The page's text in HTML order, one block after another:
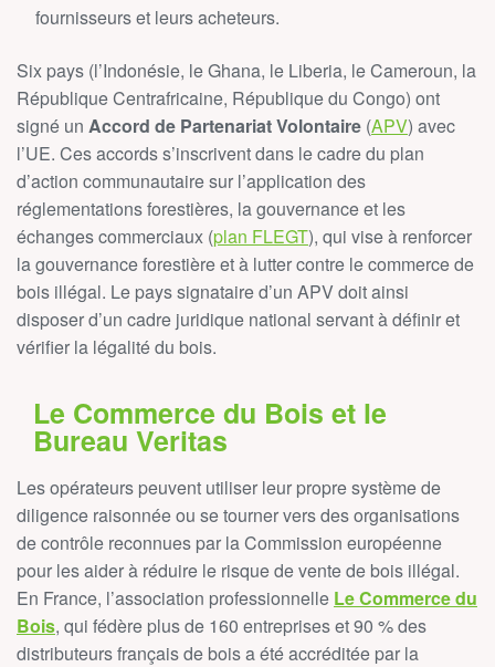
fournisseurs et leurs acheteurs.
Six pays (l’Indonésie, le Ghana, le Liberia, le Cameroun, la
République Centrafricaine, République du Congo) ont
signé un Accord de Partenariat Volontaire (APV) avec
l’UE. Ces accords s’inscrivent dans le cadre du plan
d’action communautaire sur l’application des
réglementations forestières, la gouvernance et les
échanges commerciaux (plan FLEGT), qui vise à renforcer
la gouvernance forestière et à lutter contre le commerce de
bois illégal. Le pays signataire d’un APV doit ainsi
disposer d’un cadre juridique national servant à définir et
vérifier la légalité du bois.
Le Commerce du Bois et le
Bureau Veritas
Les opérateurs peuvent utiliser leur propre système de
diligence raisonnée ou se tourner vers des organisations
de contrôle reconnues par la Commission européenne
pour les aider à réduire le risque de vente de bois illégal.
En France, l’association professionnelle Le Commerce du
Bois, qui fédère plus de 160 entreprises et 90 % des
distributeurs français de bois a été accréditée par la